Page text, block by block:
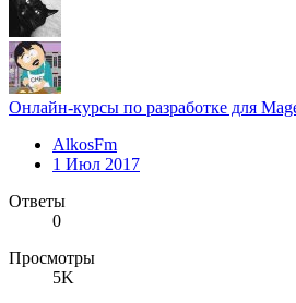
Онлайн-курсы по разработке для
AlkosFm
1 Июл 2017
Ответы
0
Просмотры
5K